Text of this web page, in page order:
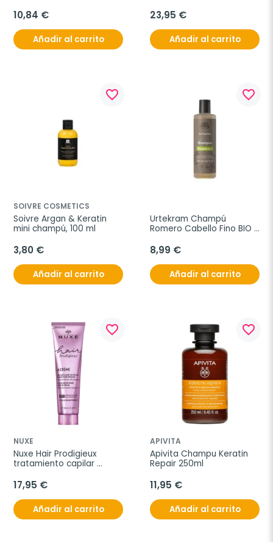
10,84 €
Añadir al carrito
23,95 €
Añadir al carrito
favorite_border
SOIVRE COSMETICS
Soivre Argan & Keratin
mini champú, 100 ml
3,80 €
Añadir al carrito
favorite_border
Urtekram Champú
Romero Cabello Fino BIO
8,99 €
Añadir al carrito
favorite_border
NUXE
Nuxe Hair Prodigieux
tratamiento capilar
aclarado, 200 ml
17,95 €
Añadir al carrito
favorite_border
APIVITA
Apivita Champu Keratin
Repair 250ml
11,95 €
Añadir al carrito